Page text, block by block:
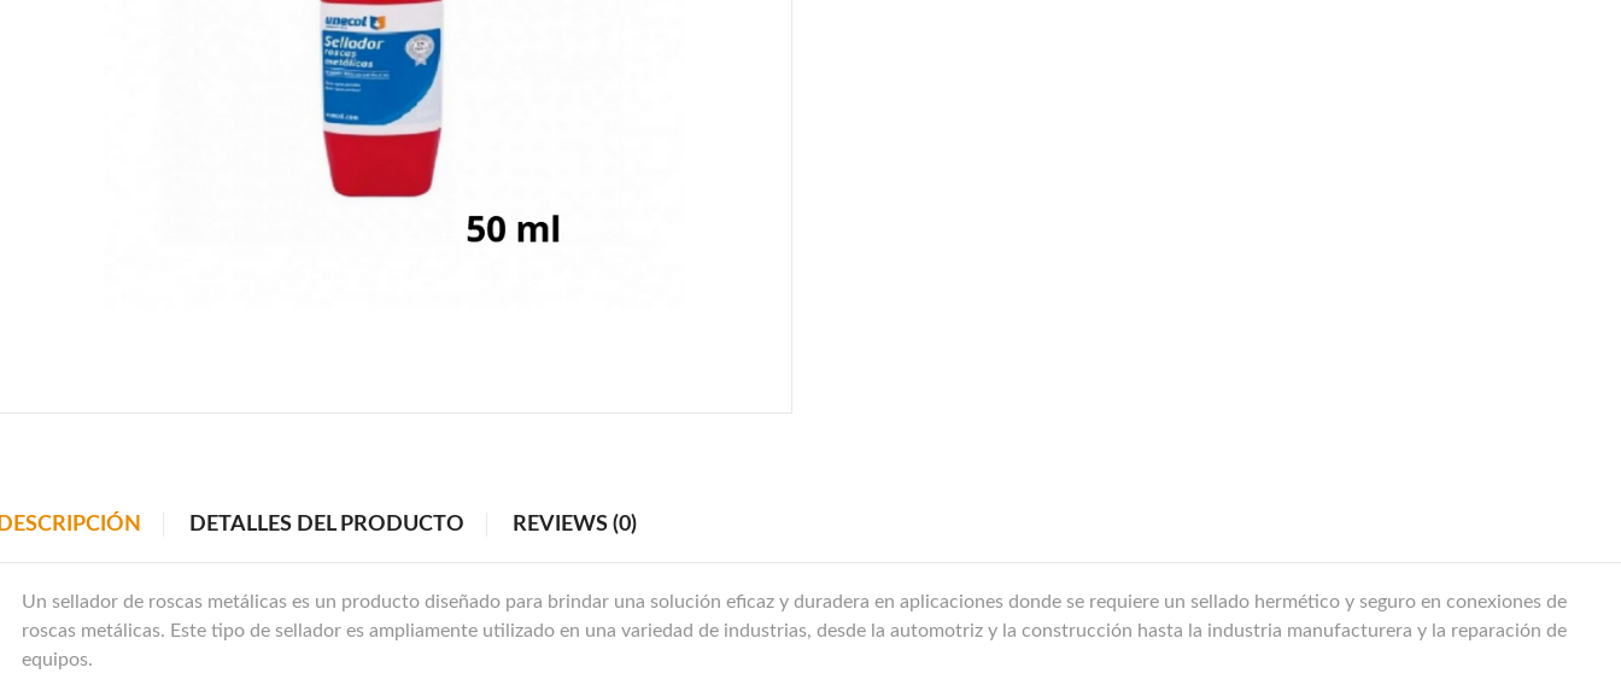
DETALLES DEL PRODUCTO REVIEWS (0)
Un sellador de roscas metálicas es un producto diseñado para brindar una solución eficaz y duradera en aplicaciones donde se requiere un sellado hermético y seguro en conexiones de
roscas metálicas. Este tipo de sellador es ampliamente utilizado en una variedad de industrias, desde la automotriz y la construcción hasta la industria manufacturera y la reparación de
equipos.